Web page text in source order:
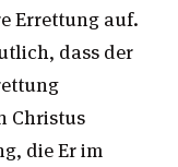
Errettung auf.
dass der
Christus
die Er im